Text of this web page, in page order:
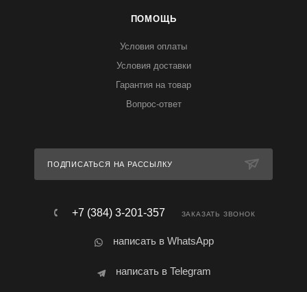
ПОМОЩЬ
Условия оплаты
Условия доставки
Гарантия на товар
Вопрос-ответ
ПОДПИСАТЬСЯ НА РАССЫЛКУ
+7 (384) 3-201-357 ЗАКАЗАТЬ ЗВОНОК
написать в WhatsApp
написать в Telegram